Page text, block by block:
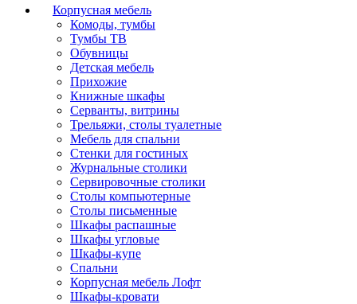
Корпусная мебель
Комоды, тумбы
Тумбы ТВ
Обувницы
Детская мебель
Прихожие
Книжные шкафы
Серванты, витрины
Трельяжи, столы туалетные
Мебель для спальни
Стенки для гостиных
Журнальные столики
Сервировочные столики
Столы компьютерные
Столы письменные
Шкафы распашные
Шкафы угловые
Шкафы-купе
Спальни
Корпусная мебель Лофт
Шкафы-кровати